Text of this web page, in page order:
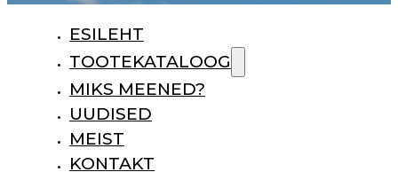
ESILEHT
TOOTEKATALOOG
MIKS MEENED?
UUDISED
MEIST
KONTAKT